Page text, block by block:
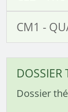
CM1 -
Dossier